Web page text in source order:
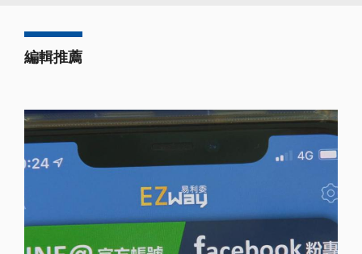
編輯推薦